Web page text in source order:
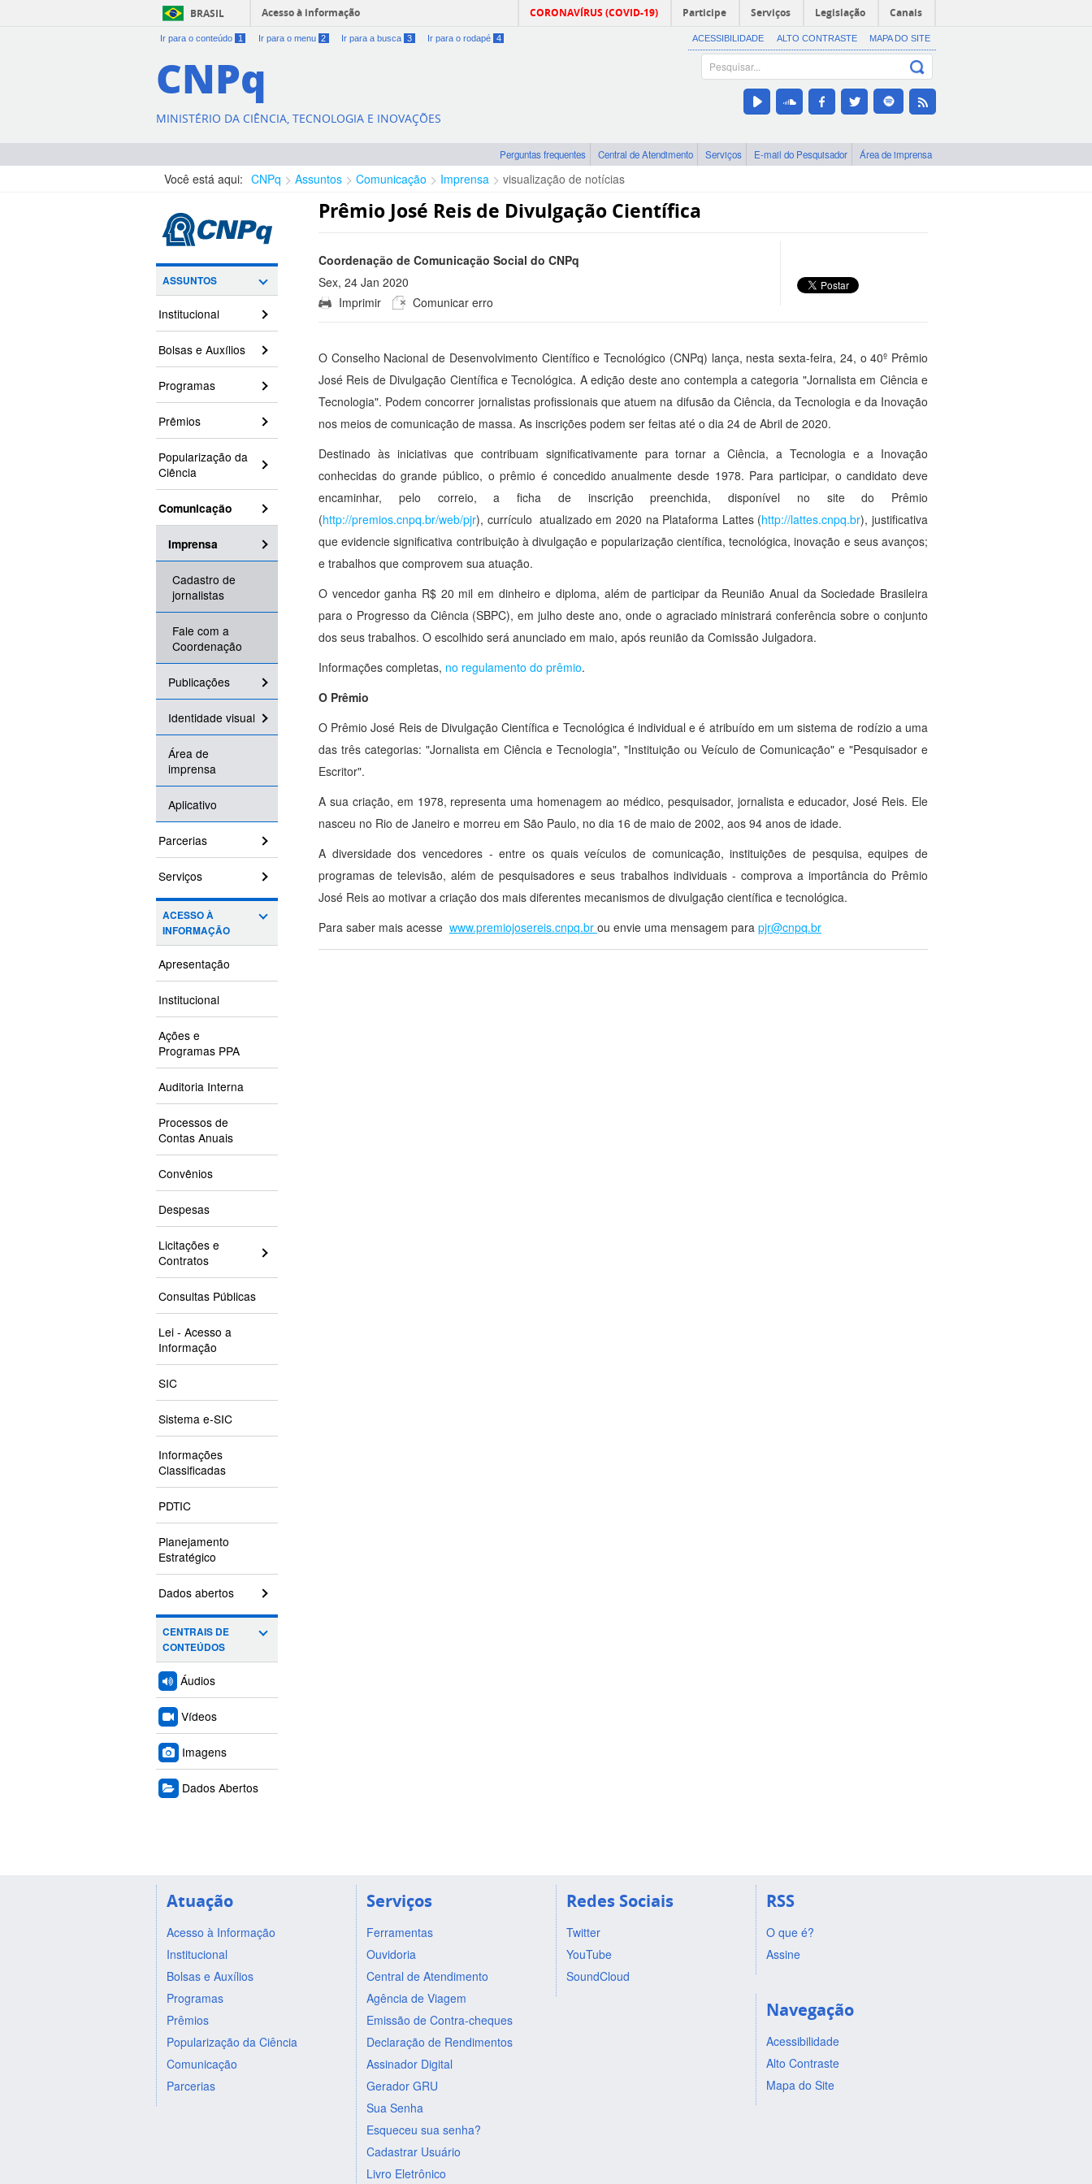
BRASIL Acesso à informação CORONAVÍRUS (COVID-19) Participe Serviços Legislação Canais
Ir para o conteúdo 1 Ir para o menu 2 Ir para a busca 3 Ir para o rodapé 4 ACESSIBILIDADE ALTO CONTRASTE MAPA DO SITE
CNPq
MINISTÉRIO DA CIÊNCIA, TECNOLOGIA E INOVAÇÕES
Perguntas frequentes Central de Atendimento Serviços E-mail do Pesquisador Área de imprensa
Você está aqui: CNPq Assuntos Comunicação Imprensa visualização de notícias
ASSUNTOS
Institucional
Bolsas e Auxílios
Programas
Prêmios
Popularização da
Ciência
Comunicação
Imprensa
Cadastro de
jornalistas
Fale com a
Coordenação
Publicações
Identidade visual
Área de
imprensa
Aplicativo
Parcerias
Serviços
ACESSO À
INFORMAÇÃO
Apresentação
Institucional
Ações e
Programas PPA
Auditoria Interna
Processos de
Contas Anuais
Convênios
Despesas
Licitações e
Contratos
Consultas Públicas
Lei - Acesso a
Informação
SIC
Sistema e-SIC
Informações
Classificadas
PDTIC
Planejamento
Estratégico
Dados abertos
CENTRAIS DE
CONTEÚDOS
Áudios
Vídeos
Imagens
Dados Abertos
Prêmio José Reis de Divulgação Científica
Coordenação de Comunicação Social do CNPq
Sex, 24 Jan 2020
17:09:00 -0300
Imprimir Comunicar erro
O Conselho Nacional de Desenvolvimento Científico e Tecnológico (CNPq) lança, nesta sexta-feira, 24, o 40º Prêmio
José Reis de Divulgação Científica e Tecnológica. A edição deste ano contempla a categoria "Jornalista em Ciência e
Tecnologia". Podem concorrer jornalistas profissionais que atuem na difusão da Ciência, da Tecnologia e da Inovação
nos meios de comunicação de massa. As inscrições podem ser feitas até o dia 24 de Abril de 2020.
Destinado às iniciativas que contribuam significativamente para tornar a Ciência, a Tecnologia e a Inovação
conhecidas do grande público, o prêmio é concedido anualmente desde 1978. Para participar, o candidato deve
encaminhar, pelo correio, a ficha de inscrição preenchida, disponível no site do Prêmio
(http://premios.cnpq.br/web/pjr), currículo atualizado em 2020 na Plataforma Lattes (http://lattes.cnpq.br), justificativa
que evidencie significativa contribuição à divulgação e popularização científica, tecnológica, inovação e seus avanços;
e trabalhos que comprovem sua atuação.
O vencedor ganha R$ 20 mil em dinheiro e diploma, além de participar da Reunião Anual da Sociedade Brasileira
para o Progresso da Ciência (SBPC), em julho deste ano, onde o agraciado ministrará conferência sobre o conjunto
dos seus trabalhos. O escolhido será anunciado em maio, após reunião da Comissão Julgadora.
Informações completas, no regulamento do prêmio.
O Prêmio
O Prêmio José Reis de Divulgação Científica e Tecnológica é individual e é atribuído em um sistema de rodízio a uma
das três categorias: "Jornalista em Ciência e Tecnologia", "Instituição ou Veículo de Comunicação" e "Pesquisador e
Escritor".
A sua criação, em 1978, representa uma homenagem ao médico, pesquisador, jornalista e educador, José Reis. Ele
nasceu no Rio de Janeiro e morreu em São Paulo, no dia 16 de maio de 2002, aos 94 anos de idade.
A diversidade dos vencedores - entre os quais veículos de comunicação, instituições de pesquisa, equipes de
programas de televisão, além de pesquisadores e seus trabalhos individuais - comprova a importância do Prêmio
José Reis ao motivar a criação dos mais diferentes mecanismos de divulgação científica e tecnológica.
Para saber mais acesse www.premiojosereis.cnpq.br ou envie uma mensagem para pjr@cnpq.br
Atuação
Acesso à Informação
Institucional
Bolsas e Auxílios
Programas
Prêmios
Popularização da Ciência
Comunicação
Parcerias
Serviços
Ferramentas
Ouvidoria
Central de Atendimento
Agência de Viagem
Emissão de Contra-cheques
Declaração de Rendimentos
Assinador Digital
Gerador GRU
Sua Senha
Esqueceu sua senha?
Cadastrar Usuário
Livro Eletrônico
Redes Sociais
Twitter
YouTube
SoundCloud
RSS
O que é?
Assine
Navegação
Acessibilidade
Alto Contraste
Mapa do Site